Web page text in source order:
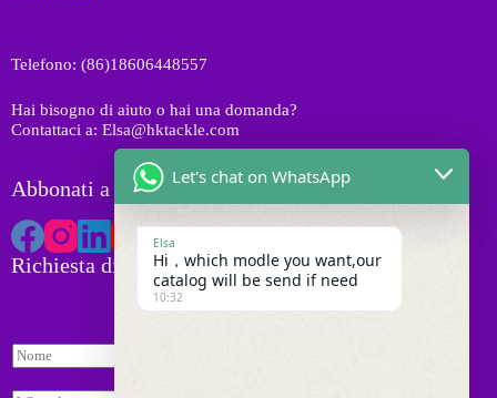
t
Telefono: (86)18606448557
Hai bisogno di aiuto o hai una domanda?
Contattaci a: Elsa@hktackle.com
Abbonati a HK Tackle
Richiesta di preventivo
N
o
m
Let's chat on WhatsApp
Elsa
Hi，which modle you want,our
catalog will be send if need
10:32